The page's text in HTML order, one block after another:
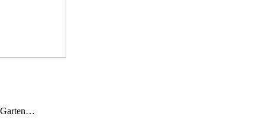
Garten…